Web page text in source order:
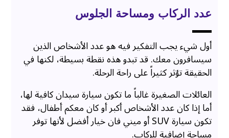
عدد الركاب ومساحة الجلوس
أول شيء يجب التفكير فيه هو عدد الأشخاص الذين
سيسافرون معك. قد تبدو هذه نقطة بسيطة، لكنها في
الحقيقة تؤثر كثيراً على راحة الرحلة.
العائلات الصغيرة غالباً ما تكون سيارة سيدان كافية لها،
أما إذا كان عدد الأشخاص أكبر أو كان معكم أطفال، فقد
تكون سيارة SUV أو ميني فان خيار أفضل لأنها توفر